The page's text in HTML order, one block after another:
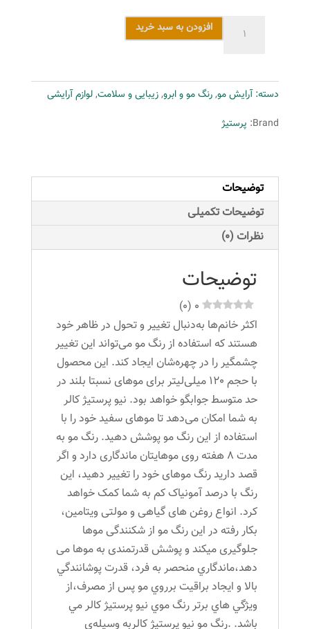
پرستیژ
کالر
سری
4
حجم
120
میلی
لیتر
قهوه
عدد
افزودن به سبد خرید
دسته:آرایش مو,رنگ مو و ابرو,زیبایی و سلامت,لوازم آرایشی
Brand: پرستیژ
توضیحات
توضیحات تکمیلی
نظرات (0)
توضیحات
0
(
0
)
اکثر خانم‌ها به‌دنبال تغییر و تحول در ظاهر خود
هستند که استفاده از رنگ مو می‌تواند این تغییر
چشمگیر را در چهره‌شان ایجاد کند. این محصول
با حجم 120 میلی‌لیتر برای موهای نسبتا بلند در
حد متوسط جوابگو خواهد بود. نیو پرستیژ کالر
به شما امکان می‌دهد تا موهای سفید خود را با
استفاده از این رنگ مو پوشش دهید. رنگ مو به
مدت 8 هفته روی موهایتان ماندگاری دارد و اگر
قصد دارید رنگ موهای خود را تغییر دهید، این
رنگ با درصد آمونیاک کم به شما کمک خواهد
کرد. انواع روغن های گیاهی و مولتی ویتامین،
بکار رفته در این رنگ مو از شکنندگی موها
جلوگیری میکند و پوشش قدرتمندی به موها می
دهد،ماندگاري منحصر به فرد، قدرت پوشانندگي
بالا و ايجاد براقيت برروي مو پس از مصرف،از
ويژگي هاي برتر رنگ موي نیو پرستیژ کالر مي
باشد. .رنگ مو نیو پرستیژ کالربه وسیله‌ی